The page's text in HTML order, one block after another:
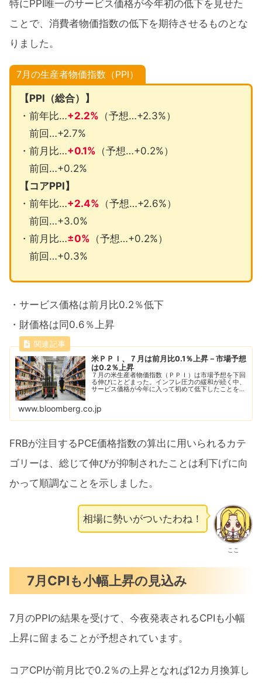
特にPPI唯一のサービス価格が今年初の低下を見せた
ことで、消費者物価指数の低下を期待させるものとな
りました。
7月の生産者物価指数（PPI）
【PPI（総合）】
・前年比…+2.2% （予想…+2.3%）
前回…+2.7%
・前月比…+0.1% （予想…+0.2%）
前回…+0.2%
【コアPPI】
・前年比…+2.4% （予想…+2.6%）
前回…+3.0%
・前月比…±0% （予想…+0.2%）
前回…+0.3%
・サービス価格は前月比0.2％低下
・財価格は同0.6％上昇
米ＰＰＩ、７月は前月比0.1％上昇－市場予想
は0.2％上昇
７月の米生産者物価指数（ＰＰＩ）は市場予想を下回
る伸びにとどまった。インフレ圧力の緩和が続く中、
サービス価格が今年に入って初めて低下したことを反
www.bloomberg.co.jp
FRBが注目するPCE価格指数の算出に用いられるカテ
ゴリーは、総じて伸びが抑制されたことは利下げに向
かって順調なことを示しました。
ここ
相場に勢いがついたわね！
7月CPIも小幅上昇の見込み
7月のPPIの結果を受けて、今夜発表されるCPIも小幅
上昇に留まることが予想されています。
コアCPIが前月比で0.2％の上昇となれば12カ月換算し